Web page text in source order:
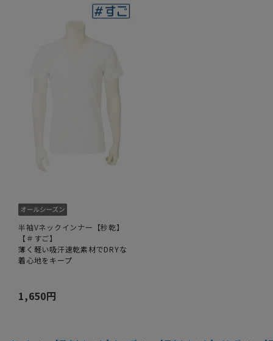
半袖Vネックインナー【秒乾】
【＃すご】
薄く軽い吸汗速乾素材でDRYな
着心地をキープ
1,650円